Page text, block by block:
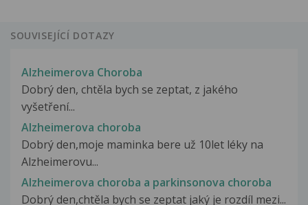
SOUVISEJÍCÍ DOTAZY
Alzheimerova Choroba
Dobrý den, chtěla bych se zeptat, z jakého
vyšetření...
Alzheimerova choroba
Dobrý den,moje maminka bere už 10let léky na
Alzheimerovu...
Alzheimerova choroba a parkinsonova choroba
Dobrý den,chtěla bych se zeptat jaký je rozdíl mezi...